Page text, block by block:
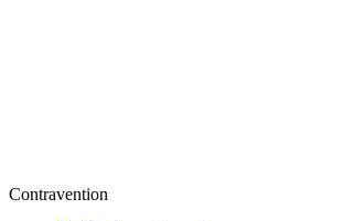
Contravention